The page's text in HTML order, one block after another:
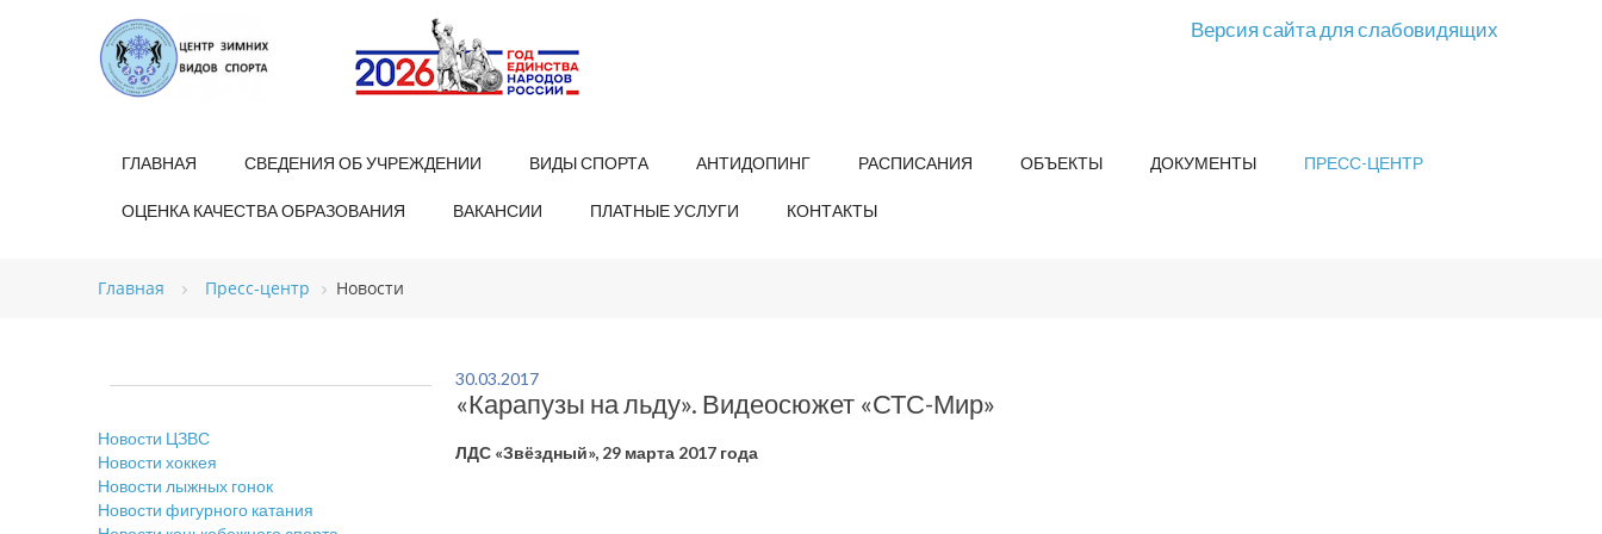
Версия сайта для слабовидящих
ГЛАВНАЯ СВЕДЕНИЯ ОБ УЧРЕЖДЕНИИ ВИДЫ СПОРТА АНТИДОПИНГ РАСПИСАНИЯ ОБЪЕКТЫ ДОКУМЕНТЫ ПРЕСС-ЦЕНТР
ОЦЕНКА КАЧЕСТВА ОБРАЗОВАНИЯ ВАКАНСИИ ПЛАТНЫЕ УСЛУГИ КОНТАКТЫ
Главная Пресс-центр Новости
30.03.2017
«Карапузы на льду». Видеосюжет «СТС-Мир»
ЛДС «Звёздный», 29 марта 2017 года
Новости ЦЗВС
Новости хоккея
Новости лыжных гонок
Новости фигурного катания